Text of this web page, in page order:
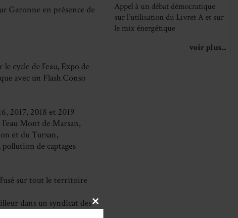
Garonne en présence de
cycle de l’eau, Expo de
avec un Flash Conso
2017, 2018 et 2019
Mont de Marsan,
et du Tursan,
de captages
sur tout le territoire
dans un syndicat des
Appel à un débat démocratique
sur l’utilisation du Livret A et sur
le mix énergétique
voir plus...